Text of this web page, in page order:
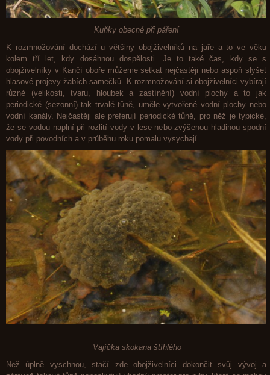
Kuňky obecné při páření
K rozmnožování dochází u většiny obojživelníků na jaře a to ve věku
kolem tří let, kdy dosáhnou dospělosti. Je to také čas, kdy se s
obojživelníky v Kančí oboře můžeme setkat nejčastěji nebo aspoň slyšet
hlasové projevy žabích samečků. K rozmnožování si obojživelníci vybírají
různé (velikosti, tvaru, hloubek a zastínění) vodní plochy a to jak
periodické (sezonní) tak trvalé tůně, uměle vytvořené vodní plochy nebo
vodní kanály. Nejčastěji ale preferují periodické tůně, pro něž je typické,
že se vodou naplní při rozlití vody v lese nebo zvýšenou hladinou spodní
vody při povodních a v průběhu roku pomalu vysychají.
Vajíčka skokana štíhlého
Než úplně vyschnou, stačí zde obojživelníci dokončit svůj vývoj a